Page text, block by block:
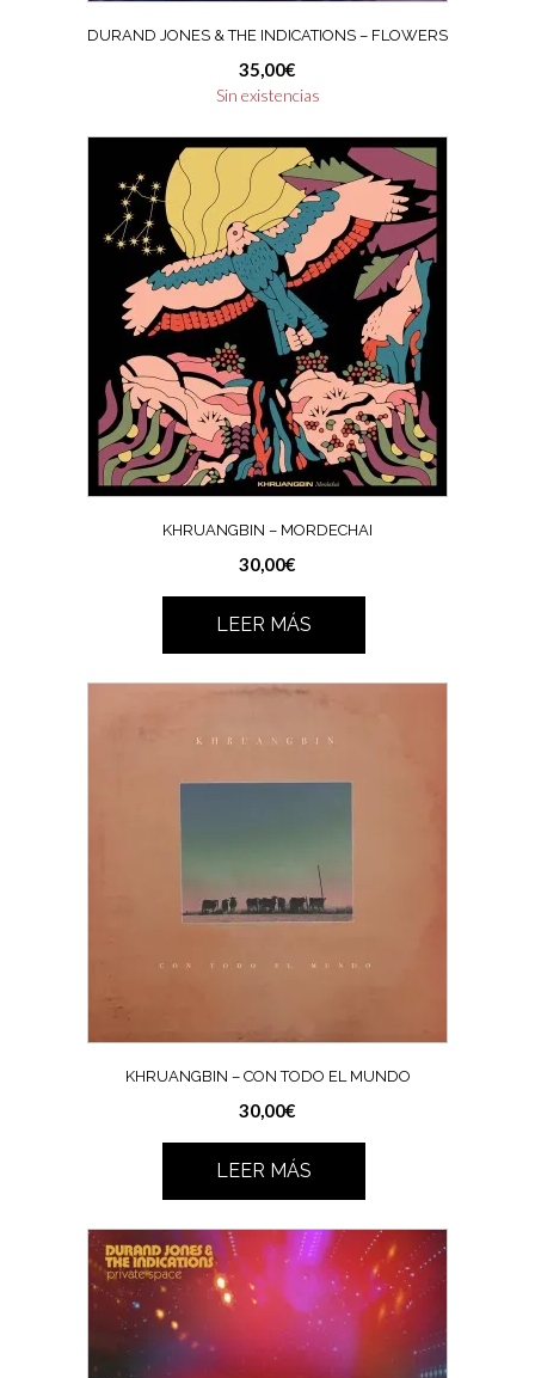
DURAND JONES & THE INDICATIONS – FLOWERS
35,00€
Sin existencias
KHRUANGBIN – MORDECHAI
30,00€
LEER MÁS
KHRUANGBIN – CON TODO EL MUNDO
30,00€
LEER MÁS